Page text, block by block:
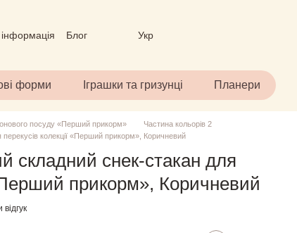
Блог
Укр
форми Іграшки та гризунці Планери
посуду «Перший прикорм»
Частина кольорів 2
колекції «Перший прикорм», Коричневий
складний снек-стакан для
прикорм», Коричневий